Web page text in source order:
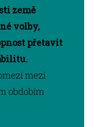
země
volby,
přetavit
mezi
obdobím